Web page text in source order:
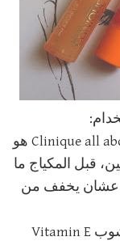
سيروم للعين من كلينيك Clinique all about eyes serum هو
قبل المكياج ما
عشان يخفف من
كريم ترطيب بفايتمن E من ذا بودي شوب Vitamin E